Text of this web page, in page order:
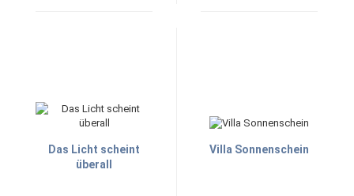
Das Licht scheint
überall
Villa Sonnenschein